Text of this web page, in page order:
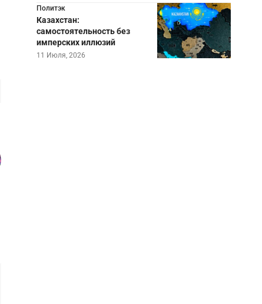
Политэк
Казахстан:
самостоятельность без
имперских иллюзий
11 Июля, 2026